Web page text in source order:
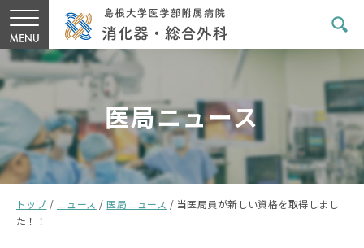
医局ニュース
トップ / ニュース /医局ニュース / 当医局員が新しい資格を取得しまし
た！！